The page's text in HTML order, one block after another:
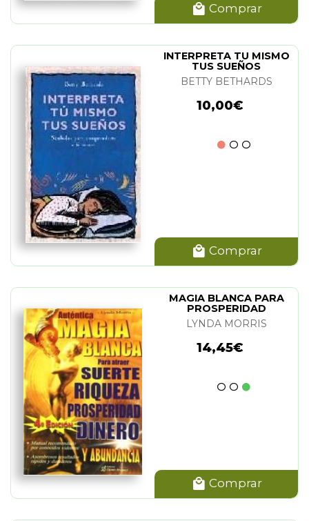
Comprar
INTERPRETA TU MISMO
TUS SUEÑOS
BETTY BETHARDS
10,00€
Comprar
MAGIA BLANCA PARA
PROSPERIDAD
LYNDA MORRIS
14,45€
Comprar